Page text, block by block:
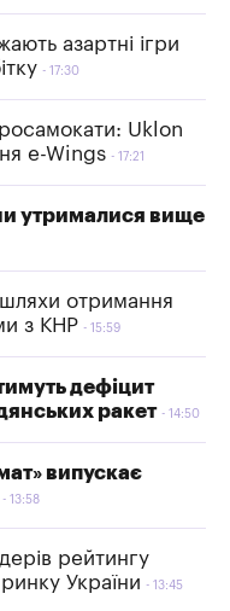
азартні ігри
17:30
Uklon
e-Wings
17:21
утрималися вище
отримання
з КНР
15:59
дефіцит
ракет
14:50
випускає
13:58
рейтингу
України
13:45